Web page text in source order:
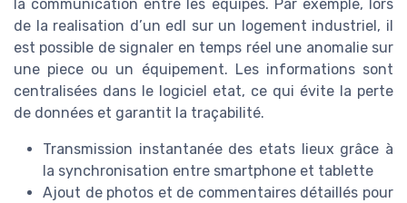
la communication entre les équipes. Par exemple, lors
de la realisation d’un edl sur un logement industriel, il
est possible de signaler en temps réel une anomalie sur
une piece ou un équipement. Les informations sont
centralisées dans le logiciel etat, ce qui évite la perte
de données et garantit la traçabilité.
Transmission instantanée des etats lieux grâce à
la synchronisation entre smartphone et tablette
Ajout de photos et de commentaires détaillés pour